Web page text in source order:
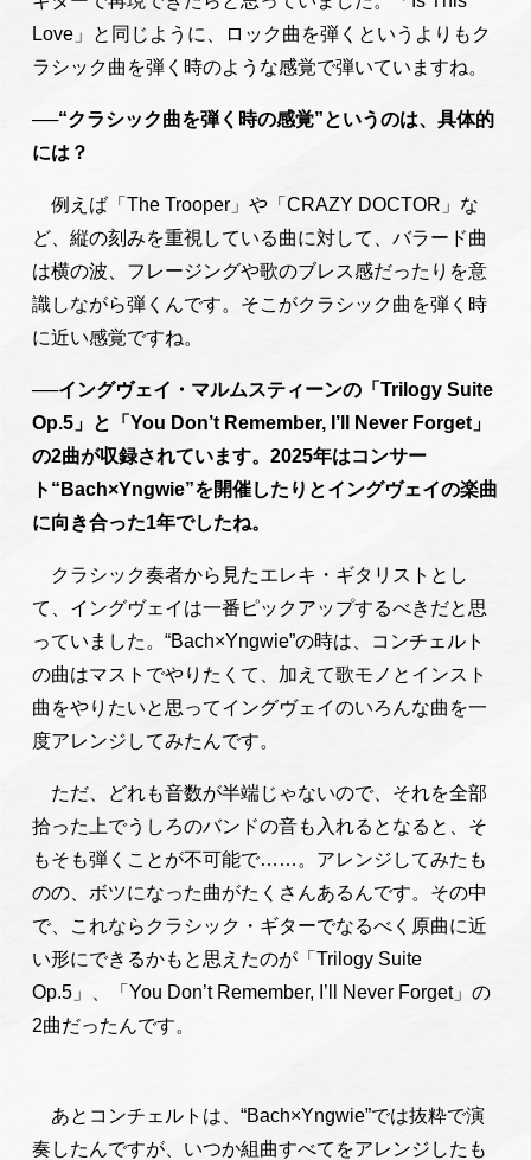
Love」と同じように、ロック曲を弾くというよりもク
ラシック曲を弾く時のような感覚で弾いていますね。
──“クラシック曲を弾く時の感覚”というのは、具体的
には？
例えば「The Trooper」や「CRAZY DOCTOR」な
ど、縦の刻みを重視している曲に対して、バラード曲
は横の波、フレージングや歌のブレス感だったりを意
識しながら弾くんです。そこがクラシック曲を弾く時
に近い感覚ですね。
──イングヴェイ・マルムスティーンの「Trilogy Suite
Op.5」と「You Don’t Remember, I’ll Never Forget」
の2曲が収録されています。2025年はコンサー
ト“Bach×Yngwie”を開催したりとイングヴェイの楽曲
に向き合った1年でしたね。
クラシック奏者から見たエレキ・ギタリストとし
て、イングヴェイは一番ピックアップするべきだと思
っていました。“Bach×Yngwie”の時は、コンチェルト
の曲はマストでやりたくて、加えて歌モノとインスト
曲をやりたいと思ってイングヴェイのいろんな曲を一
度アレンジしてみたんです。
ただ、どれも音数が半端じゃないので、それを全部
拾った上でうしろのバンドの音も入れるとなると、そ
もそも弾くことが不可能で……。アレンジしてみたも
のの、ボツになった曲がたくさんあるんです。その中
で、これならクラシック・ギターでなるべく原曲に近
い形にできるかもと思えたのが「Trilogy Suite
Op.5」、「You Don’t Remember, I’ll Never Forget」の
2曲だったんです。
あとコンチェルトは、“Bach×Yngwie”では抜粋で演
奏したんですが、いつか組曲すべてをアレンジしたも